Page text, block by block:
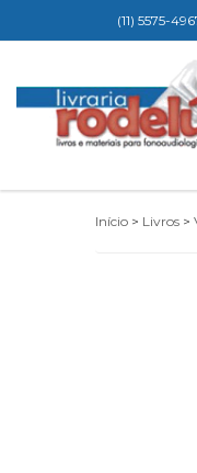
(11) 5575-
Início > Livros >